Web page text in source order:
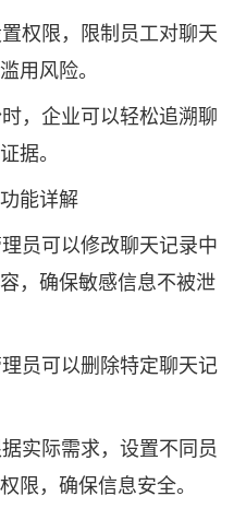
权限，限制员工对聊天
用风险。
，企业可以轻松追溯聊
据。
能详解
员可以修改聊天记录中
，确保敏感信息不被泄
员可以删除特定聊天记
实际需求，设置不同员
限，确保信息安全。